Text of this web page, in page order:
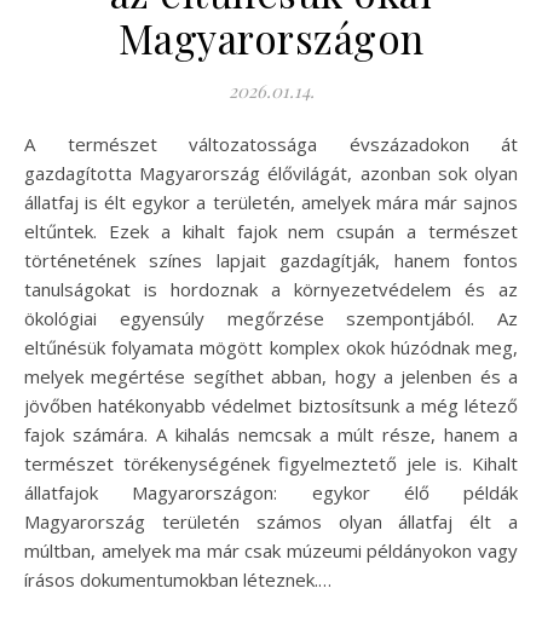
Magyarországon
2026.01.14.
A természet változatossága évszázadokon át
gazdagította Magyarország élővilágát, azonban sok olyan
állatfaj is élt egykor a területén, amelyek mára már sajnos
eltűntek. Ezek a kihalt fajok nem csupán a természet
történetének színes lapjait gazdagítják, hanem fontos
tanulságokat is hordoznak a környezetvédelem és az
ökológiai egyensúly megőrzése szempontjából. Az
eltűnésük folyamata mögött komplex okok húzódnak meg,
melyek megértése segíthet abban, hogy a jelenben és a
jövőben hatékonyabb védelmet biztosítsunk a még létező
fajok számára. A kihalás nemcsak a múlt része, hanem a
természet törékenységének figyelmeztető jele is. Kihalt
állatfajok Magyarországon: egykor élő példák
Magyarország területén számos olyan állatfaj élt a
múltban, amelyek ma már csak múzeumi példányokon vagy
írásos dokumentumokban léteznek.…